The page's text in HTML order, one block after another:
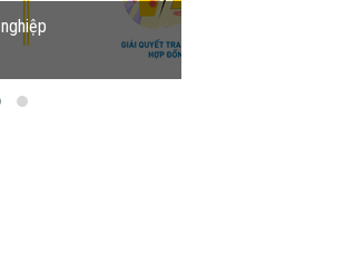
Tu vấn miễn phí Dịch vụ kế toán